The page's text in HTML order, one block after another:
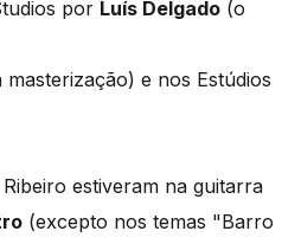
por Luís Delgado (o
e nos Estúdios
estiveram na guitarra
(excepto nos temas "Barro